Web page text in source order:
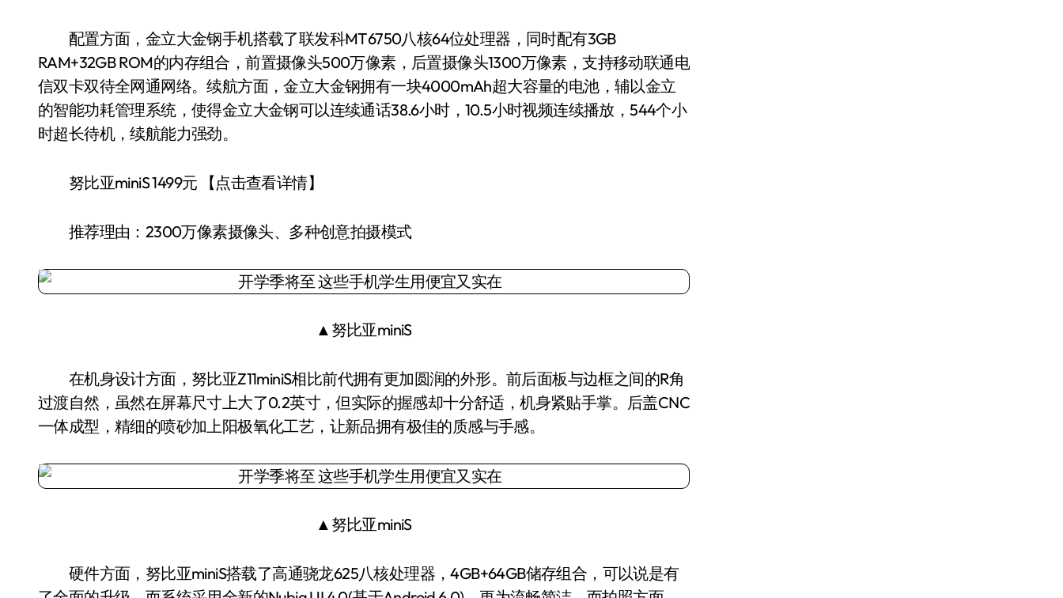
配置方面，金立大金钢手机搭载了联发科MT6750八核64位处理器，同时配有3GB
RAM+32GB ROM的内存组合，前置摄像头500万像素，后置摄像头1300万像素，支持移动联通电
信双卡双待全网通网络。续航方面，金立大金钢拥有一块4000mAh超大容量的电池，辅以金立
的智能功耗管理系统，使得金立大金钢可以连续通话38.6小时，10.5小时视频连续播放，544个小
时超长待机，续航能力强劲。
努比亚miniS 1499元 【点击查看详情】
推荐理由：2300万像素摄像头、多种创意拍摄模式
▲努比亚miniS
在机身设计方面，努比亚Z11miniS相比前代拥有更加圆润的外形。前后面板与边框之间的R角
过渡自然，虽然在屏幕尺寸上大了0.2英寸，但实际的握感却十分舒适，机身紧贴手掌。后盖CNC
一体成型，精细的喷砂加上阳极氧化工艺，让新品拥有极佳的质感与手感。
▲努比亚miniS
硬件方面，努比亚miniS搭载了高通骁龙625八核处理器，4GB+64GB储存组合，可以说是有